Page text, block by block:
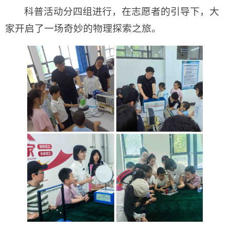
科普活动分四组进行，在志愿者的引导下，大
家开启了一场奇妙的物理探索之旅。